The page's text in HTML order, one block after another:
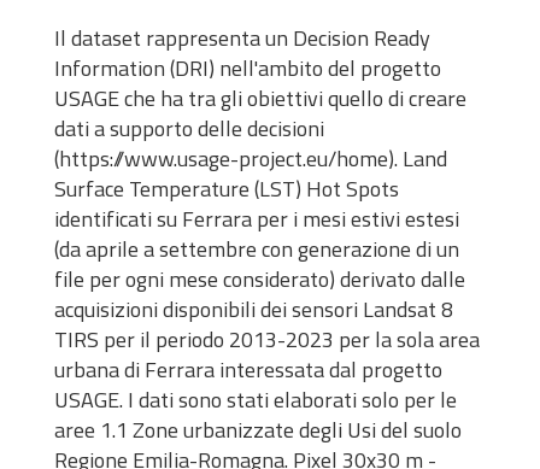
Il dataset rappresenta un Decision Ready
Information (DRI) nell'ambito del progetto
USAGE che ha tra gli obiettivi quello di creare
dati a supporto delle decisioni
(https://www.usage-project.eu/home). Land
Surface Temperature (LST) Hot Spots
identificati su Ferrara per i mesi estivi estesi
(da aprile a settembre con generazione di un
file per ogni mese considerato) derivato dalle
acquisizioni disponibili dei sensori Landsat 8
TIRS per il periodo 2013-2023 per la sola area
urbana di Ferrara interessata dal progetto
USAGE. I dati sono stati elaborati solo per le
aree 1.1 Zone urbanizzate degli Usi del suolo
Regione Emilia-Romagna. Pixel 30x30 m -